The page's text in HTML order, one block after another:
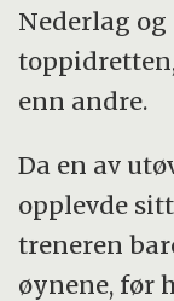
Nederlag
enn andre.
Da en av
opplevde
treneren
øynene, før